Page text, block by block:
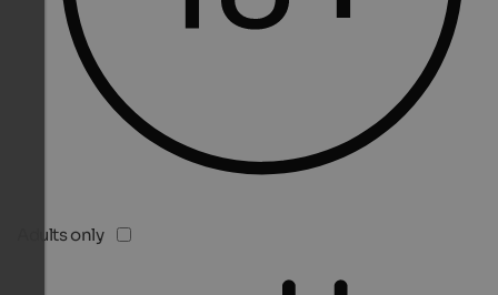
Adults only